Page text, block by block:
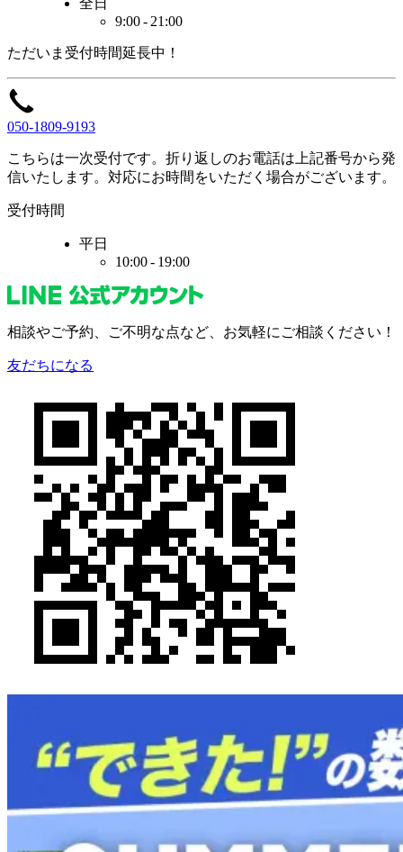
全日
9:00 - 21:00
ただいま 受付時間延長中！
050-1809-9193
こちらは一次受付です。 折り返しのお電話は 上記番号から発
信いたします。 対応にお時間をいただく 場合がございます。
受付時間
平日
10:00 - 19:00
相談やご予約、 ご不明な点など、 お気軽にご相談ください！
友だちになる